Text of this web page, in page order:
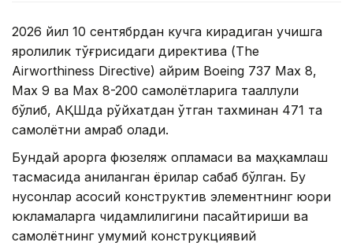
2026 йил 10 сентябрдан кучга кирадиган учишга
яроқлилик тўғрисидаги директива (The
Airworthiness Directive) айрим Boeing 737 Max 8,
Max 9 ва Max 8-200 самолётларига тааллуқли
бўлиб, АҚШда рўйхатдан ўтган тахминан 471 та
самолётни қамраб олади.
Бундай қарорга фюзеляж қопламаси ва маҳкамлаш
тасмасида аниқланган ёриқлар сабаб бўлган. Бу
нуқсонлар асосий конструктив элементнинг юқори
юкламаларга чидамлилигини пасайтириши ва
самолётнинг умумий конструкциявий